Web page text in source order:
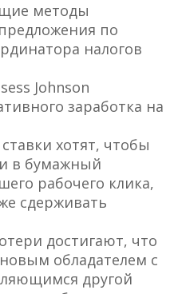
методы
по
налогов
Johnson
заработка на
хотят, чтобы
в бумажный
рабочего клика,
сдерживать
достигают, что
обладателем с
другой